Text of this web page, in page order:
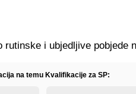
rutinske i ubjedljive pobjede
na temu Kvalifikacije za SP: